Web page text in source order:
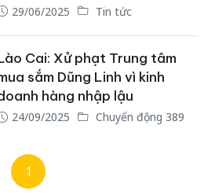
29/06/2025 Tin tức
Cai: Xử phạt Trung tâm
sắm Dũng Linh vì kinh
hàng nhập lậu
24/09/2025 Chuyển động 389
1